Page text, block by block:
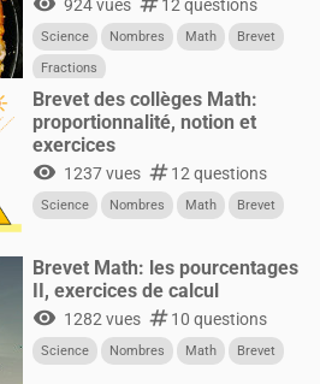
924 vues 12 questions
Science Nombres Math
Brevet
Fractions
Brevet des collèges Math:
proportionnalité, notion et
exercices
visibility 1237 vues numbers12 questions
Science Nombres Math Brevet
Brevet Math: les pourcentages
II, exercices de calcul
visibility 1282 vues numbers10 questions
Science Nombres Math Brevet